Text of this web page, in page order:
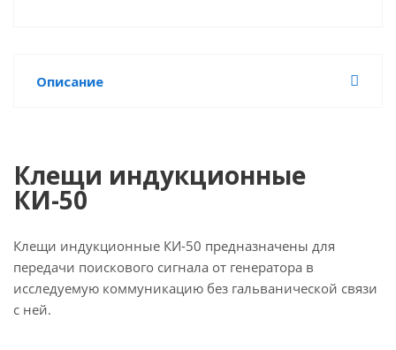
Описание
Клещи индукционные
КИ-50
Клещи индукционные КИ-50 предназначены для
передачи поискового сигнала от генератора в
исследуемую коммуникацию без гальванической связи
с ней.